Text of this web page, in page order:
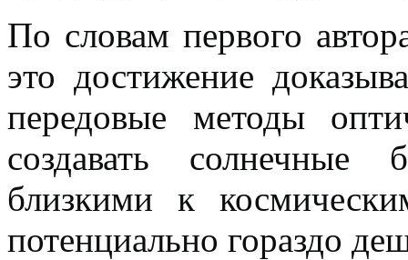
По словам первого
это достижение
передовые методы
создавать солнечные
близкими к
потенциально гораздо